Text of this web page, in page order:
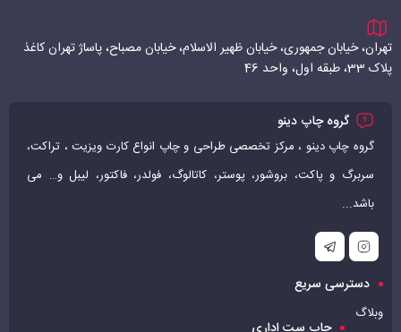
تهران، خیابان جمهوری، خیابان ظهیر الاسلام، خیابان مصباح، پاساژ تهران کاغذ
پلاک 33، طبقه اول، واحد 46
گروه چاپ دینو
گروه چاپ دینو ، مرکز تخصصی طراحی و چاپ انواع کارت ویزیت ، تراکت،
سربرگ و پاکت، بروشور، پوستر، کاتالوگ، فولدر، فاکتور، لیبل و… می
باشد...
دسترسی سریع
وبلاگ